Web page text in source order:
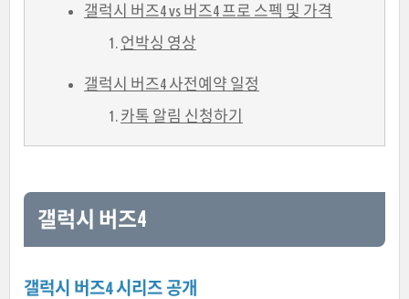
갤럭시 버즈4 vs 버즈4 프로 스펙 및 가격
언박싱 영상
갤럭시 버즈4 사전예약 일정
카톡 알림 신청하기
갤럭시 버즈4
갤럭시 버즈4 시리즈 공개